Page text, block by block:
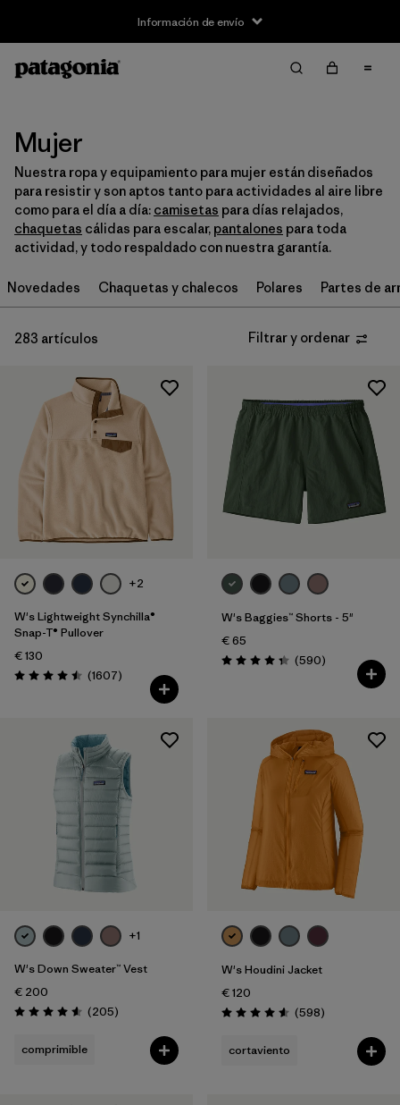
Información de envío
Filtrar y ordenar
Filtrar por
Size
XXS (9)
XS (188)
S (222)
M (220)
XXL
Filtrar por
Fit
Filtrar por
Color
Filtrar por
Materials & Our Footprint
Mujer
Nuestra ropa y equipamiento para mujer están diseñados
para resistir y son aptos tanto para actividades al aire libre
como para el día a día: camisetas para días relajados,
chaquetas cálidas para escalar, pantalones para toda
actividad, y todo respaldado con nuestra garantía.
Novedades Chaquetas y chalecos Polares Partes de
283 artículos Filtrar y ordenar
+2
W's Lightweight Synchilla®
Snap-T® Pullover
€ 130
Puntuación: 4.5 / 5
(1607Reseñas
)
W's Baggies™ Shorts - 5"
€ 65
Puntuación: 4.3 / 5
(590Reseñas
)
+1
W's Down Sweater™ Vest
€ 200
Puntuación: 4.6 / 5
(205Reseñas
)
comprimible
W's Houdini Jacket
€ 120
Puntuación: 4.6 / 5
(598Reseñas
)
cortaviento